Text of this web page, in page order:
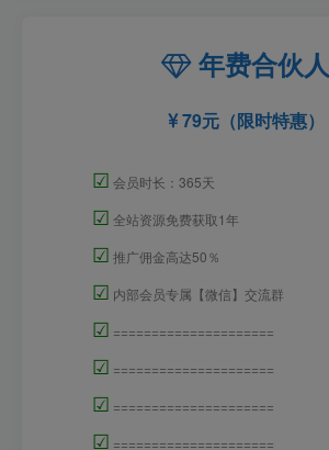
年费合伙人
79元（限时特惠）
☑ 会员时长：365天
☑ 全站资源免费获取1年
☑ 推广佣金高达50％
☑ 内部会员专属【微信】交流群
☑ =====================
☑ =====================
☑ =====================
☑ =====================